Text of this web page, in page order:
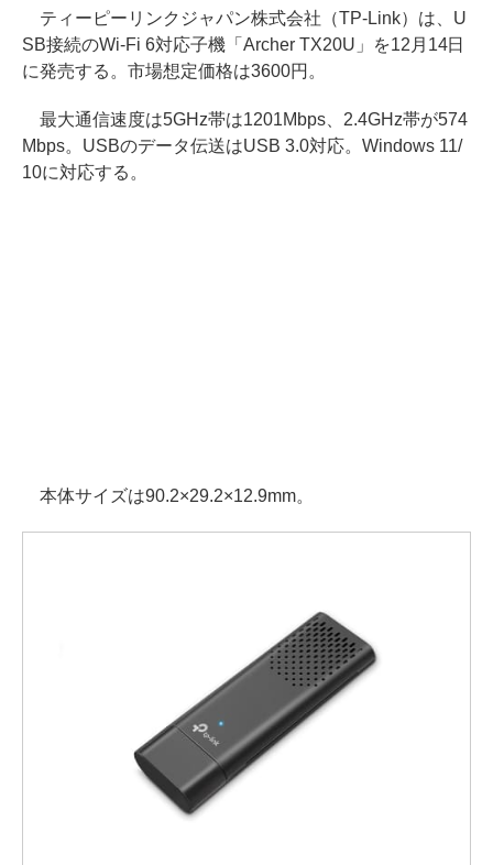
ティーピーリンクジャパン株式会社（TP-Link）は、U
SB接続のWi-Fi 6対応子機「Archer TX20U」を12月14日
に発売する。市場想定価格は3600円。
最大通信速度は5GHz帯は1201Mbps、2.4GHz帯が574
Mbps。USBのデータ伝送はUSB 3.0対応。Windows 11/
10に対応する。
本体サイズは90.2×29.2×12.9mm。